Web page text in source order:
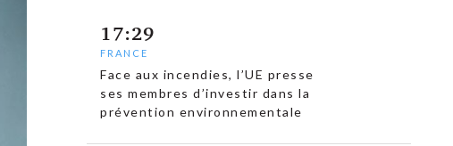
17:29
FRANCE
Face aux incendies, l’UE presse
ses membres d’investir dans la
prévention environnementale